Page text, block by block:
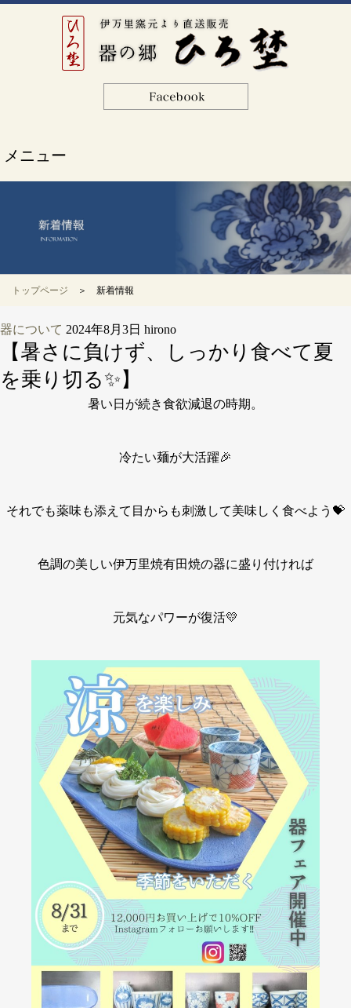
メニュー
トップページ ＞ 新着情報
器について 2024年8月3日 hirono
【暑さに負けず、しっかり食べて夏
を乗り切る✨】
暑い日が続き食欲減退の時期。
冷たい麺が大活躍🎉
それでも薬味も添えて目からも刺激して美味しく食べよう💝
色調の美しい伊万里焼有田焼の器に盛り付ければ
元気なパワーが復活💛